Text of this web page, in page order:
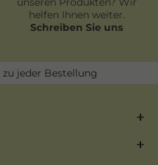
helfen Ihnen weiter.
Schreiben Sie uns
zu jeder Bestellung